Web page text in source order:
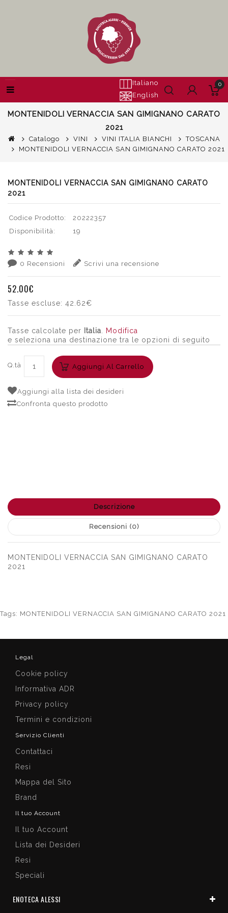
Italiano
English
0
MONTENIDOLI VERNACCIA SAN GIMIGNANO CARATO
2021
Catalogo VINI VINI ITALIA BIANCHI
TOSCANA
MONTENIDOLI VERNACCIA SAN GIMIGNANO CARATO 2021
MONTENIDOLI VERNACCIA SAN GIMIGNANO CARATO
2021
Codice Prodotto:
20222357
Disponibilità:
19
0 Recensioni Scrivi una recensione
52.00€
Tasse escluse: 42.62€
Tasse calcolate per Italia
Modifica
e seleziona una destinazione tra le opzioni di seguito
Q.tà Aggiungi Al Carrello
Aggiungi alla lista dei desideri
Confronta questo prodotto
Descrizione
Recensioni (0)
MONTENIDOLI VERNACCIA SAN GIMIGNANO CARATO
2021
Tags: MONTENIDOLI VERNACCIA SAN GIMIGNANO CARATO 2021
Legal
Cookie policy
Informativa ADR
Privacy policy
Termini e condizioni
Servizio Clienti
Contattaci
Resi
Mappa del Sito
Brand
Il tuo Account
Il tuo Account
Lista dei Desideri
Resi
Speciali
ENOTECA ALESSI